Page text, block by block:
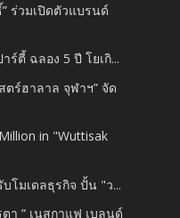
ร่วมเปิดตัวแบรนด์
ร์ตี้ ฉลอง 5 ปี โยเกิ...
ตร์ฮาลาล จุฬาฯ” จัด
in "Wuttisak
โมเดลธุรกิจ ปั้น "ว...
า “ เนสกาแฟ เบลนด์